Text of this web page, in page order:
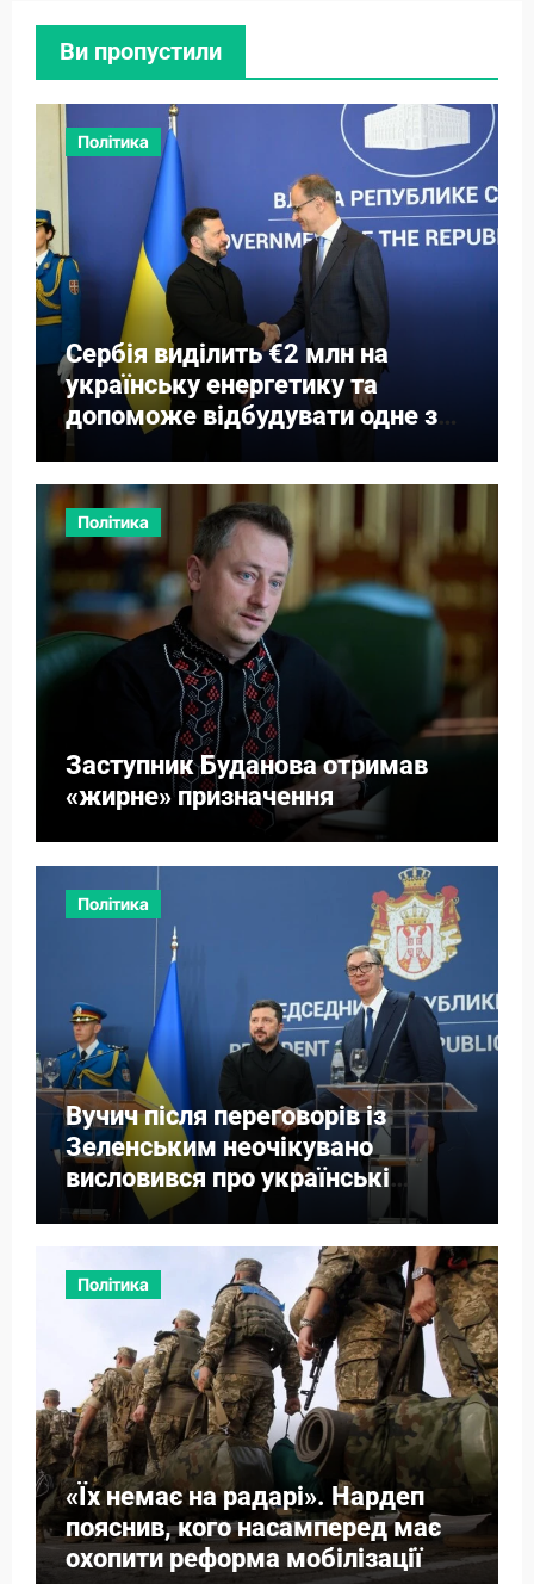
Ви пропустили
Політика
Сербія виділить €2 млн на
українську енергетику та
допоможе відбудувати одне з
міст
Політика
Заступник Буданова отримав
«жирне» призначення
Політика
Вучич після переговорів із
Зеленським неочікувано
висловився про українські
території
Політика
«Їх немає на радарі». Нардеп
пояснив, кого насамперед має
охопити реформа мобілізації